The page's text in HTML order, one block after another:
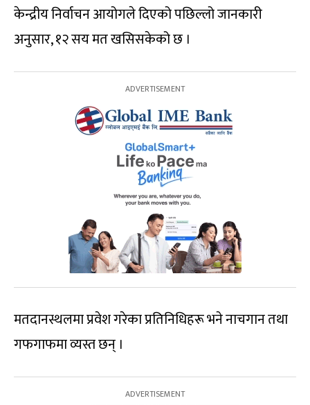
केन्द्रीय निर्वाचन आयोगले दिएको पछिल्लो जानकारी
अनुसार, १२ सय मत खसिसकेको छ ।
मतदानस्थलमा प्रवेश गरेका प्रतिनिधिहरू भने नाचगान तथा
गफगाफमा व्यस्त छन् ।